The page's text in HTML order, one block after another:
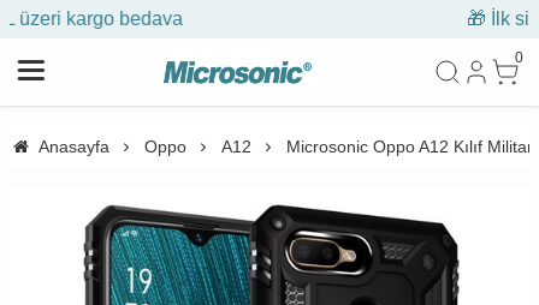
🎁 İlk siparişe %10 indirim
0
Anasayfa Oppo A12 Microsonic Oppo A12 Kılıf